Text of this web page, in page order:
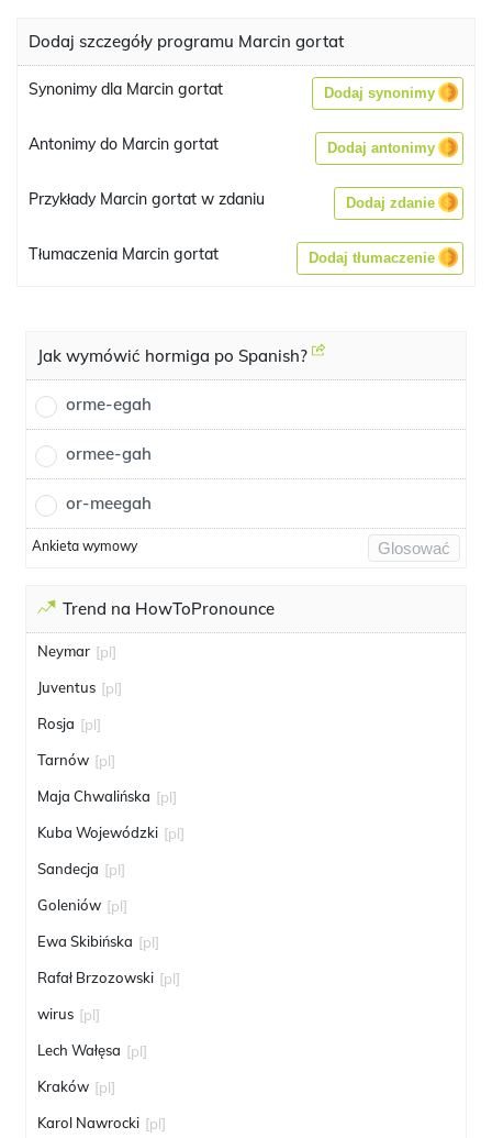
Dodaj szczegóły programu Marcin gortat
Synonimy dla Marcin gortat Dodaj synonimy
Antonimy do Marcin gortat Dodaj antonimy
Przykłady Marcin gortat w zdaniu Dodaj zdanie
Tłumaczenia Marcin gortat Dodaj tłumaczenie
Jak wymówić hormiga po Spanish?
orme-egah
ormee-gah
or-meegah
Ankieta wymowy Glosować
Trend na HowToPronounce
Neymar [pl]
Juventus [pl]
Rosja [pl]
Tarnów [pl]
Maja Chwalińska [pl]
Kuba Wojewódzki [pl]
Sandecja [pl]
Goleniów [pl]
Ewa Skibińska [pl]
Rafał Brzozowski [pl]
wirus [pl]
Lech Wałęsa [pl]
Kraków [pl]
Karol Nawrocki [pl]